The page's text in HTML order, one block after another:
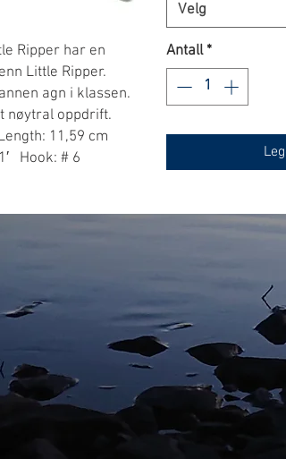
Ripper har en
Little Ripper.
agn i klassen.
nøytral oppdrift.
11,59 cm
Hook: # 6
Velg
Antall *